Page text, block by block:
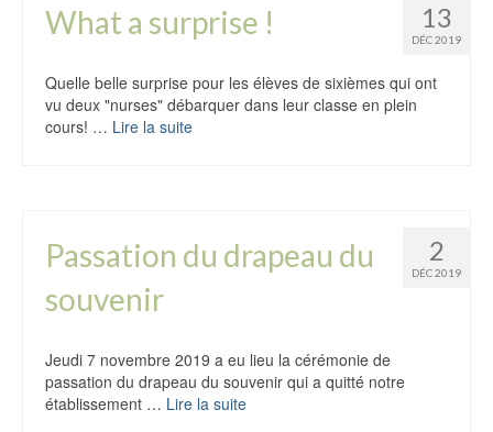
13
DÉC 2019
What a surprise !
Quelle belle surprise pour les élèves de sixièmes qui ont
vu deux "nurses" débarquer dans leur classe en plein
cours! … Lire la suite
2
DÉC 2019
Passation du drapeau du
souvenir
Jeudi 7 novembre 2019 a eu lieu la cérémonie de
passation du drapeau du souvenir qui a quitté notre
établissement … Lire la suite